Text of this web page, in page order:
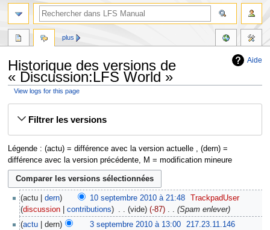
Aide
Historique des versions de
« Discussion:LFS World »
View logs for this page
Filtrer les versions
Légende : (actu) = différence avec la version actuelle , (dern) =
différence avec la version précédente, M = modification mineure
actu dern 10 septembre 2010 à 21:48
TrackpadUser
discussion
contributions vide -87 ‎
Spam enlever
actu
dern 3 septembre 2010 à 13:00
217.23.11.146
plus